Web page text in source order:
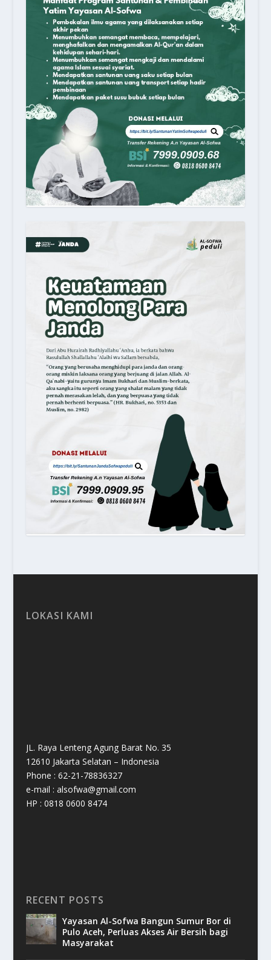
LOKASI KAMI
JL. Raya Lenteng Agung Barat No. 35
12610 Jakarta Selatan – Indonesia
Phone : 62-21-78836327
e-mail : alsofwa@gmail.com
HP : 0818 0600 8474
RECENT POSTS
Yayasan Al-Sofwa Bangun Sumur Bor di
Pulo Aceh, Perluas Akses Air Bersih bagi
Masyarakat